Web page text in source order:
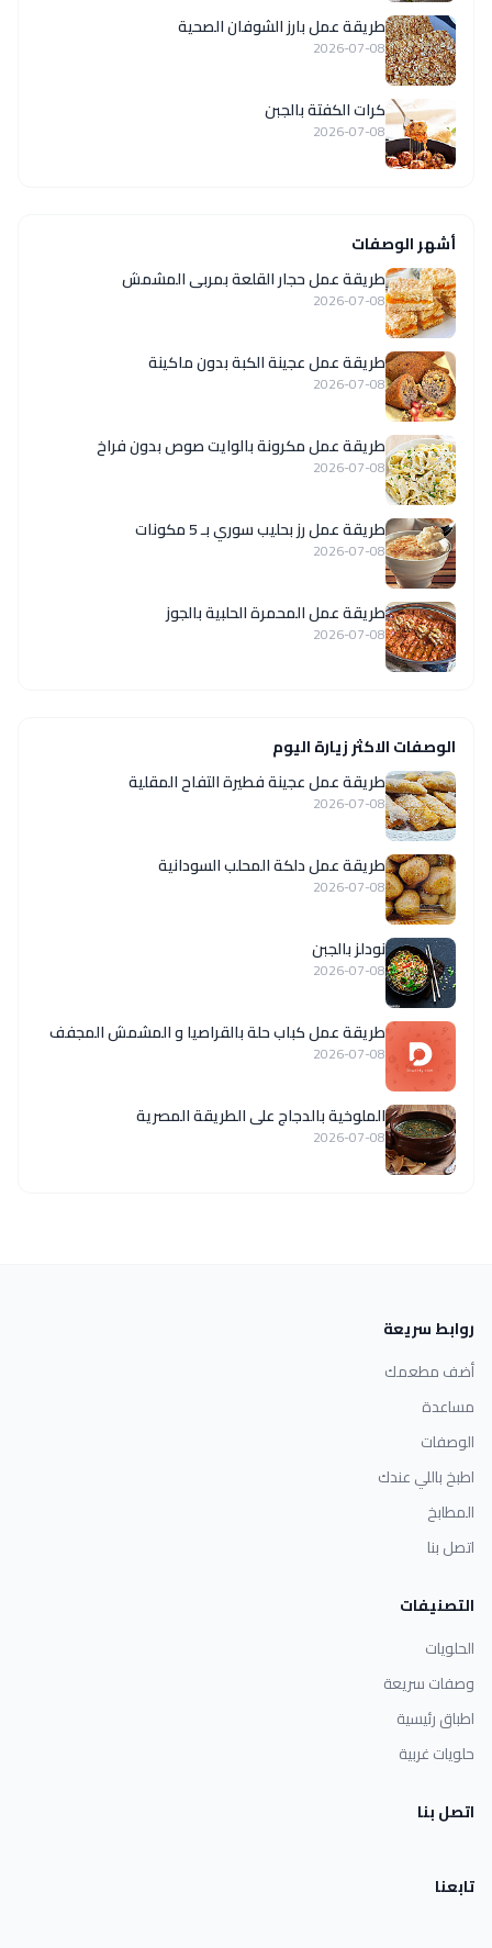
طريقة عمل بارز الشوفان الصحية
2026-07-08
كرات الكفتة بالجبن
2026-07-08
أشهر الوصفات
طريقة عمل حجار القلعة بمربى المشمش
2026-07-08
طريقة عمل عجينة الكبة بدون ماكينة
2026-07-08
طريقة عمل مكرونة بالوايت صوص بدون فراخ
2026-07-08
طريقة عمل رز بحليب سوري بـ 5 مكونات
2026-07-08
طريقة عمل المحمرة الحلبية بالجوز
2026-07-08
الوصفات الاكثر زيارة اليوم
طريقة عمل عجينة فطيرة التفاح المقلية
2026-07-08
طريقة عمل دلكة المحلب السودانية
2026-07-08
نودلز بالجبن
2026-07-08
طريقة عمل كباب حلة بالقراصيا و المشمش المجفف
2026-07-08
الملوخية بالدجاج على الطريقة المصرية
2026-07-08
روابط سريعة
أضف مطعمك
مساعدة
الوصفات
اطبخ باللي عندك
المطابخ
اتصل بنا
التصنيفات
الحلويات
وصفات سريعة
اطباق رئيسية
حلويات غربية
اتصل بنا
تابعنا